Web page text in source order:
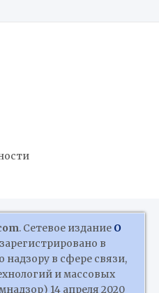
. Сетевое издание О
зарегистрировано в
в сфере связи,
и массовых
14 апреля 2020